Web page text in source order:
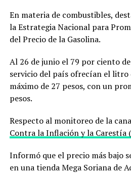
En materia de combustibles,
la Estrategia Nacional para
del Precio de la Gasolina.
Al 26 de junio el 79 por ciento
servicio del país ofrecían el litro
máximo de 27 pesos, con un
pesos.
Respecto al monitoreo de la
Contra la Inflación y la Carestía
Informó que el precio más bajo
en una tienda Mega Soriana de